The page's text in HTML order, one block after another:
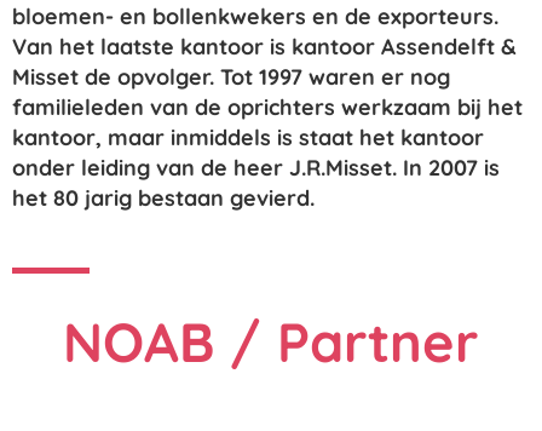
bloemen- en bollenkwekers en de exporteurs.
Van het laatste kantoor is kantoor Assendelft &
Misset de opvolger. Tot 1997 waren er nog
familieleden van de oprichters werkzaam bij het
kantoor, maar inmiddels is staat het kantoor
onder leiding van de heer J.R.Misset. In 2007 is
het 80 jarig bestaan gevierd.
NOAB / Partner